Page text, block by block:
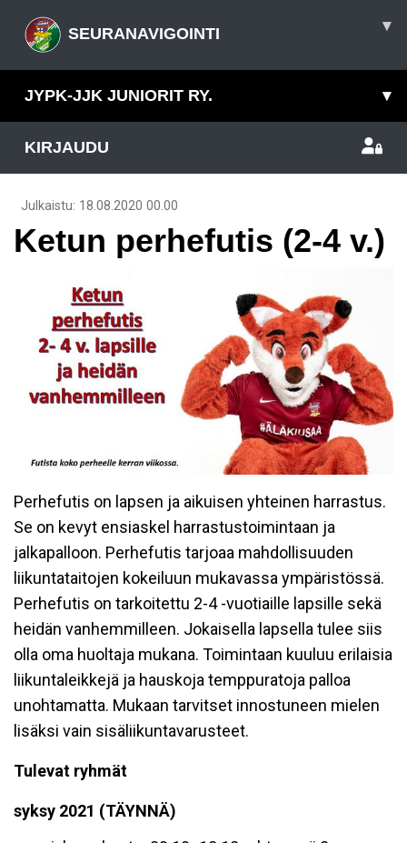
SEURANAVIGOINTI ▾
JYPK-JJK JUNIORIT RY. ▾
KIRJAUDU
Julkaistu: 18.08.2020 00.00
Ketun perhefutis (2-4 v.)
Perhefutis on lapsen ja aikuisen yhteinen harrastus.
Se on kevyt ensiaskel harrastustoimintaan ja
jalkapalloon. Perhefutis tarjoaa mahdollisuuden
liikuntataitojen kokeiluun mukavassa ympäristössä.
Perhefutis on tarkoitettu 2-4 -vuotiaille lapsille sekä
heidän vanhemmilleen. Jokaisella lapsella tulee siis
olla oma huoltaja mukana. Toimintaan kuuluu erilaisia
liikuntaleikkejä ja hauskoja temppuratoja palloa
unohtamatta. Mukaan tarvitset innostuneen mielen
lisäksi vain sisäliikuntavarusteet.
Tulevat ryhmät
syksy 2021 (TÄYNNÄ)